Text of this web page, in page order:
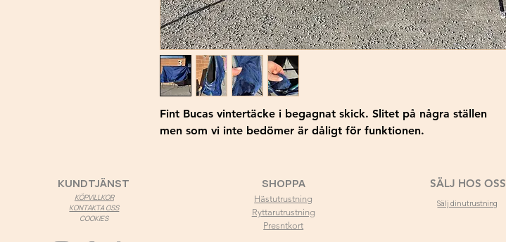
Fint Bucas vintertäcke i begagnat skick. Slitet på några ställen
men som vi inte bedömer är dåligt för funktionen.
KUNDTJÄNST
KÖPVILLKOR
KONTAKTA OSS
COOKIES
SHOPPA
Hästutrustning
Ryttarutrustning
Presntkort
SÄLJ HOS OSS
Sälj din utrustning